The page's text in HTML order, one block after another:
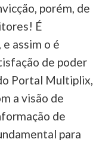
porém, de
É
assim o é
de poder
Portal Multiplix,
a visão de
de
para